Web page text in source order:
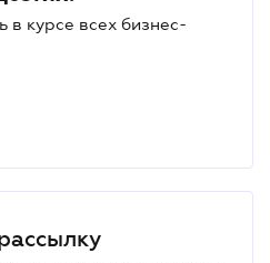
в курсе всех бизнес-